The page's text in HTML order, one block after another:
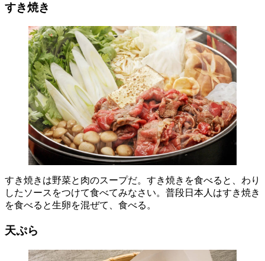
すき焼き
すき焼きは野菜と肉のスープだ。すき焼きを食べると、わり
したソースをつけて食べてみなさい。普段日本人はすき焼き
を食べると生卵を混ぜて、食べる。
天ぷら